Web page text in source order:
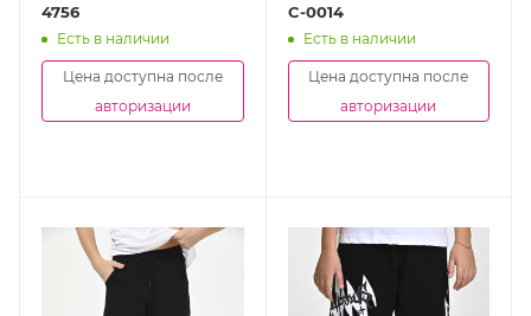
4756
Есть в наличии
Цена доступна после
авторизации
C-0014
Есть в наличии
Цена доступна после
авторизации